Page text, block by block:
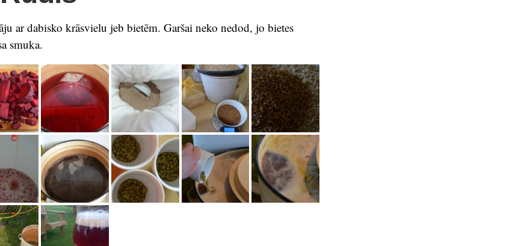
ar dabisko krāsvielu jeb bietēm. Garšai neko nedod, jo bietes
smuka.